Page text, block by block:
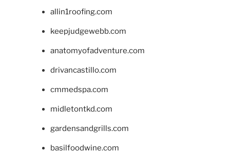
allin1roofing.com
keepjudgewebb.com
anatomyofadventure.com
drivancastillo.com
cmmedspa.com
midletontkd.com
gardensandgrills.com
basilfoodwine.com